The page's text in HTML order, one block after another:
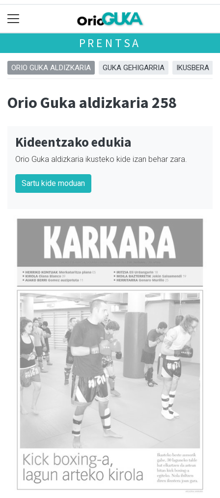
PRENTSA
ORIO GUKA ALDIZKARIA GUKA GEHIGARRIA IKUSBERA
Orio Guka aldizkaria 258
Kideentzako edukia
Orio Guka aldizkaria ikusteko kide izan behar zara.
Sartu kide moduan